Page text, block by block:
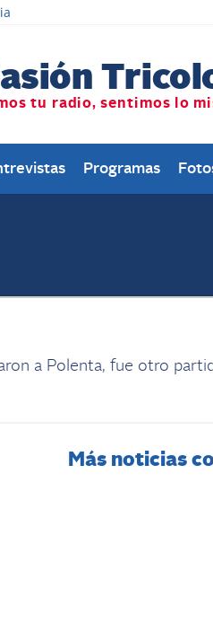
Programas
a Polenta, fue otro
Más noticias